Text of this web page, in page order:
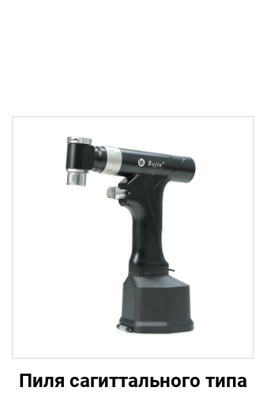
Пиля сагиттального типа